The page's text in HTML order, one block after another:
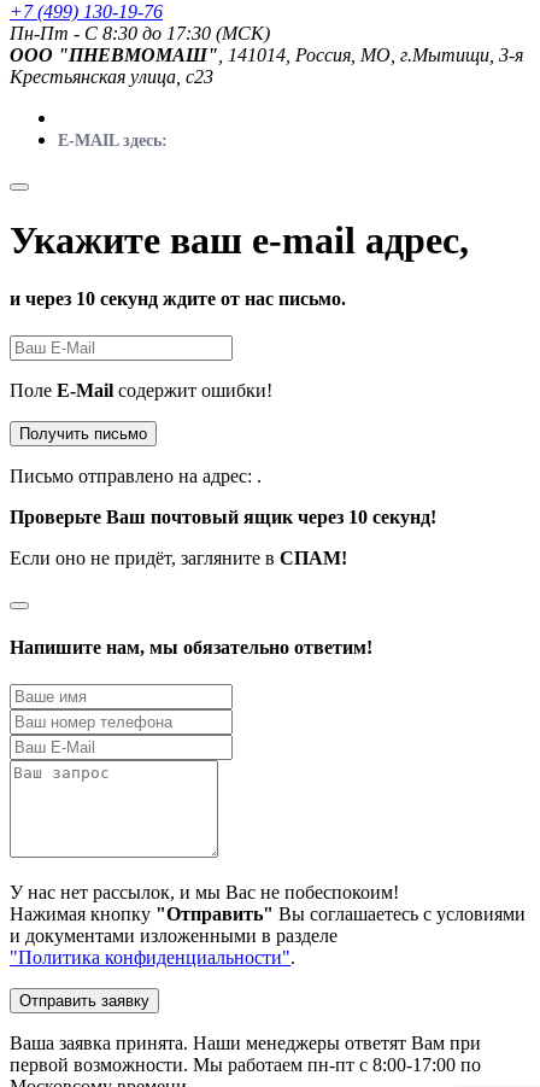
+7 (499) 130-19-76
Пн-Пт - C 8:30 до 17:30 (МСК)
ООО "ПНЕВМОМАШ" , 141014, Россия, МО, г.Мытищи, 3-я
Крестьянская улица, с23
E-MAIL здесь:
Укажите ваш e-mail адрес,
и через 10 секунд ждите от нас письмо.
Поле E-Mail содержит ошибки!
Получить письмо
Письмо отправлено на адрес: .
Проверьте Ваш почтовый ящик через 10 секунд!
Если оно не придёт, загляните в СПАМ!
Напишите нам, мы обязательно ответим!
У нас нет рассылок, и мы Вас не побеспокоим!
Нажимая кнопку "Отправить" Вы соглашаетесь с условиями
и документами изложенными в разделе
"Политика конфиденциальности".
Отправить заявку
Ваша заявка принята. Наши менеджеры ответят Вам при
первой возможности. Мы работаем пн-пт с 8:00-17:00 по